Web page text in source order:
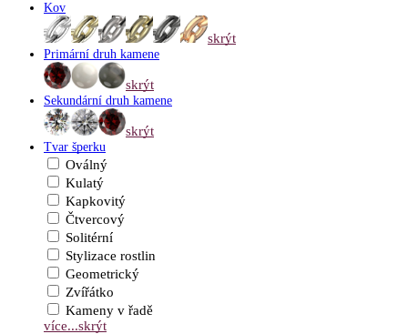
Kov
skrýt
Primární druh kamene
skrýt
Sekundární druh kamene
skrýt
Tvar šperku
Oválný
Kulatý
Kapkovitý
Čtvercový
Solitérní
Stylizace rostlin
Geometrický
Zvířátko
Kameny v řadě
více...skrýt